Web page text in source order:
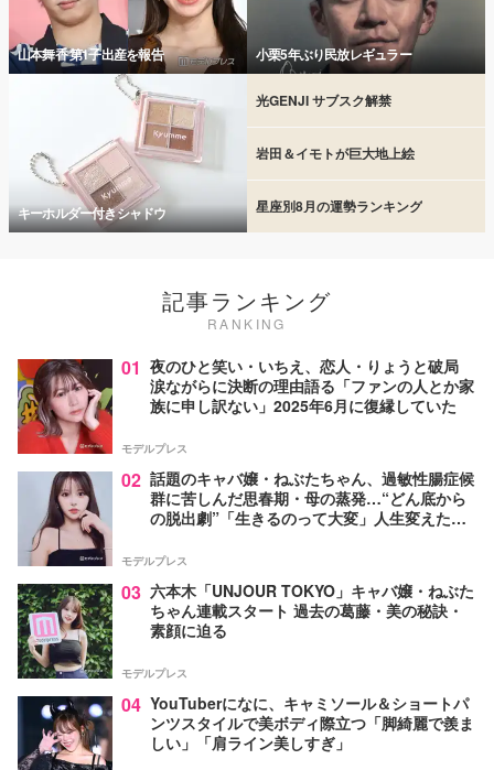
山本舞香 第1子出産を報告 小栗5年ぶり民放レギュラー
キーホルダー付きシャドウ
光GENJI サブスク解禁
岩田＆イモトが巨大地上絵
星座別8月の運勢ランキング
記事ランキング
RANKING
01 夜のひと笑い・いちえ、恋人・りょうと破局
涙ながらに決断の理由語る「ファンの人とか家
族に申し訳ない」2025年6月に復縁していた
モデルプレス
02 話題のキャバ嬢・ねぶたちゃん、過敏性腸症候
群に苦しんだ思春期・母の蒸発…“どん底から
の脱出劇”「生きるのって大変」人生変えた言
モデルプレス
03 六本木「UNJOUR TOKYO」キャバ嬢・ねぶた
ちゃん連載スタート 過去の葛藤・美の秘訣・
素顔に迫る
モデルプレス
04 YouTuberになに、キャミソール＆ショートパ
ンツスタイルで美ボディ際立つ「脚綺麗で羨ま
しい」「肩ライン美しすぎ」